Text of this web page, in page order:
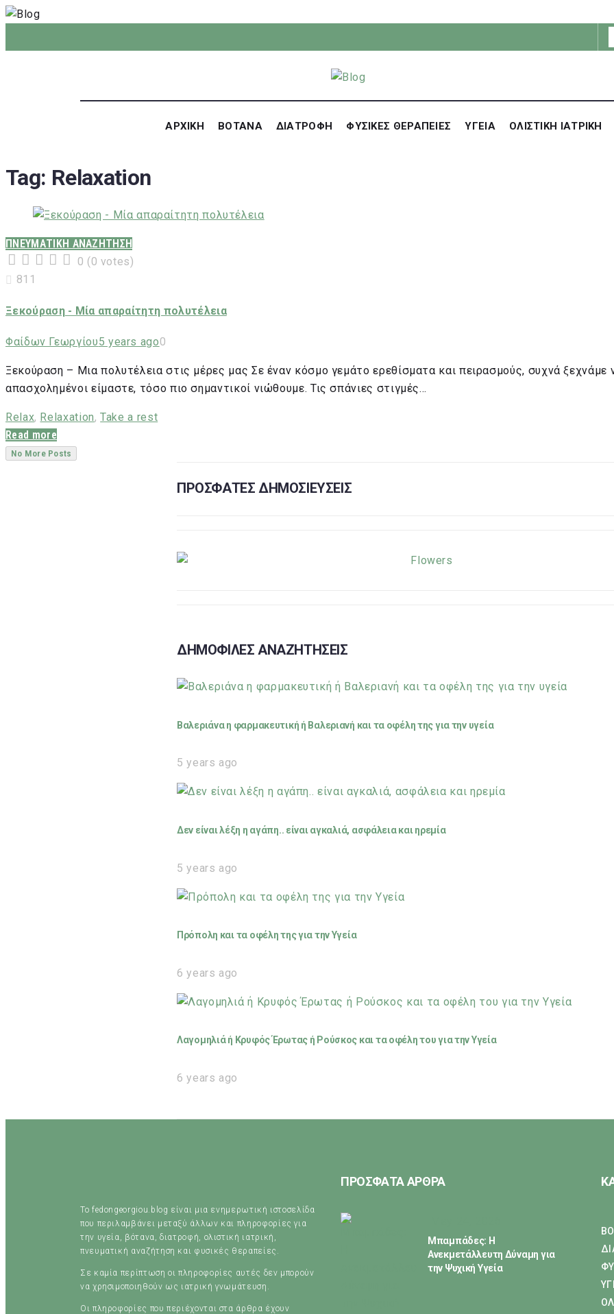
ΑΡΧΙΚΗ ΒΟΤΑΝΑ ΔΙΑΤΡΟΦΗ ΦΥΣΙΚΕΣ ΘΕΡΑΠΕΙΕΣ ΥΓΕΙΑ ΟΛΙΣΤΙΚΗ ΙΑΤΡΙΚΗ
Tag: Relaxation
ΠΝΕΥΜΑΤΙΚΗ ΑΝΑΖΗΤΗΣΗ
2
1
0 (0 votes)
811
Ξεκούραση - Μία απαραίτητη πολυτέλεια
Φαίδων Γεωργίου5 years ago0
Ξεκούραση – Μια πολυτέλεια στις μέρες μας Σε έναν κόσμο γεμάτο ερεθίσματα και πειρασμούς, συχνά
απασχολημένοι είμαστε, τόσο πιο σημαντικοί νιώθουμε. Τις σπάνιες στιγμές…
Relax, Relaxation,Take a rest
Read more
No More Posts
ΠΡΟΣΦΑΤΕΣ ΔΗΜΟΣΙΕΥΣΕΙΣ
ΔΗΜΟΦΙΛΕΣ ΑΝΑΖΗΤΗΣΕΙΣ
Βαλεριάνα η φαρμακευτική ή Βαλεριανή και τα οφέλη της για την υγεία
5 years ago
Δεν είναι λέξη η αγάπη.. είναι αγκαλιά, ασφάλεια και ηρεμία
5 years ago
Πρόπολη και τα οφέλη της για την Υγεία
6 years ago
Λαγομηλιά ή Κρυφός Έρωτας ή Ρούσκος και τα οφέλη του για την Υγεία
6 years ago
Το fedongeorgiou.blog είναι μια ενημερωτική ιστοσελίδα
που περιλαμβάνει μεταξύ άλλων και πληροφορίες για
την υγεία, βότανα, διατροφή, ολιστική ιατρική,
πνευματική αναζήτηση και φυσικές θεραπείες.
Σε καμία περίπτωση οι πληροφορίες αυτές δεν μπορούν
να χρησιμοποιηθούν ως ιατρική γνωμάτευση.
Οι πληροφορίες που περιέχονται στα άρθρα έχουν
ΠΡΟΣΦΑΤΑ ΑΡΘΡΑ
Μπαμπάδες: Η
Ανεκμετάλλευτη Δύναμη για
την Ψυχική Υγεία